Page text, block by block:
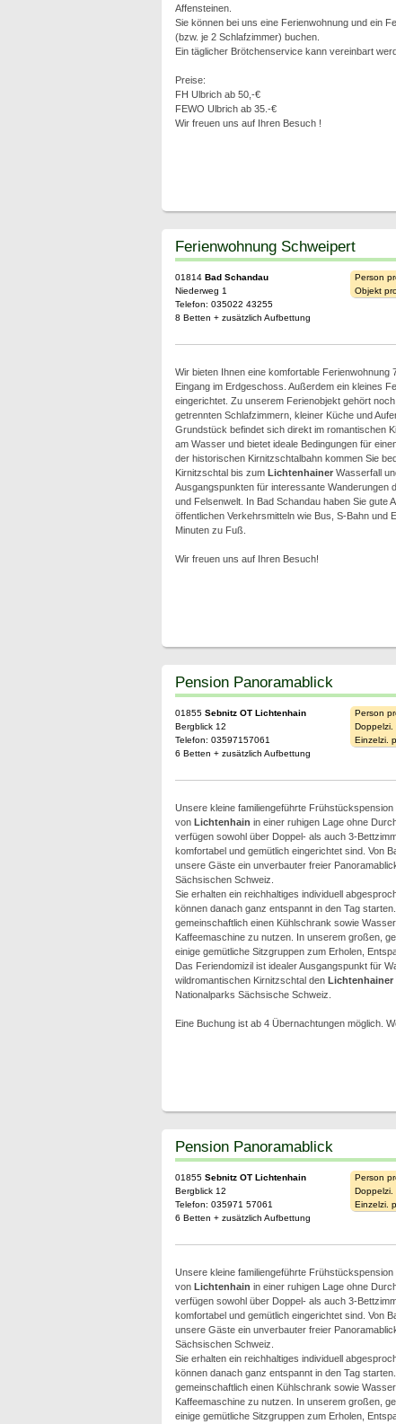
Affensteinen.
Sie können bei uns eine Ferienwohnung und ein
(bzw. je 2 Schlafzimmer) buchen.
Ein täglicher Brötchenservice kann vereinbart
Preise:
FH Ulbrich ab 50,-€
FEWO Ulbrich ab 35.-€
Wir freuen uns auf Ihren Besuch !
Ferienwohnung Schweipert
01814 Bad Schandau
Niederweg 1
Telefon: 035022 43255
8 Betten + zusätzlich Aufbettung
Person
Objekt
Wir bieten Ihnen eine komfortable Ferienwohnung
Eingang im Erdgeschoss. Außerdem ein kleines
eingerichtet. Zu unserem Ferienobjekt gehört
getrennten Schlafzimmern, kleiner Küche und
Grundstück befindet sich direkt im romantischen
am Wasser und bietet ideale Bedingungen für
der historischen Kirnitzschtalbahn kommen Sie
Kirnitzschtal bis zum LichtenhainerWasserfall
Ausgangspunkten für interessante Wanderungen
und Felsenwelt. In Bad Schandau haben Sie gute
öffentlichen Verkehrsmitteln wie Bus, S-Bahn
Minuten zu Fuß.
Wir freuen uns auf Ihren Besuch!
Pension Panoramablick
01855 Sebnitz OT Lichtenhain
Bergblick 12
Telefon: 03597157061
6 Betten + zusätzlich Aufbettung
Person
Doppelzi.
Einzelzi.
Unsere kleine familiengeführte
von Lichtenhain in einer ruhigen Lage ohne
verfügen sowohl über Doppel- als auch 3-
komfortabel und gemütlich eingerichtet sind. Von
unsere Gäste ein unverbauter freier
Sächsischen Schweiz.
Sie erhalten ein reichhaltiges individuell
können danach ganz entspannt in den Tag
gemeinschaftlich einen Kühlschrank sowie
Kaffeemaschine zu nutzen. In unserem großen,
einige gemütliche Sitzgruppen zum Erholen,
Das Feriendomizil ist idealer Ausgangspunkt für
wildromantischen Kirnitzschtal den Lichtenhainer
Nationalparks Sächsische Schweiz.
Eine Buchung ist ab 4 Übernachtungen möglich.
Pension Panoramablick
01855 Sebnitz OT Lichtenhain
Bergblick 12
Telefon: 035971 57061
6 Betten + zusätzlich Aufbettung
Person
Doppelzi.
Einzelzi.
Unsere kleine familiengeführte
von Lichtenhain in einer ruhigen Lage ohne
verfügen sowohl über Doppel- als auch 3-
komfortabel und gemütlich eingerichtet sind. Von
unsere Gäste ein unverbauter freier
Sächsischen Schweiz.
Sie erhalten ein reichhaltiges individuell
können danach ganz entspannt in den Tag
gemeinschaftlich einen Kühlschrank sowie
Kaffeemaschine zu nutzen. In unserem großen,
einige gemütliche Sitzgruppen zum Erholen,